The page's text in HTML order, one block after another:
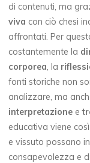
di contenuti, ma
viva con ciò chesi
affrontati. Per
costantemente la
corporea, la
fonti storiche non
analizzare, ma
interpretazione e
educativa viene
e vissuto possano
consapevolezza e